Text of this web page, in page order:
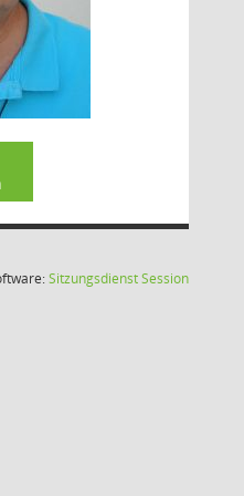
SitzungsdienstSession(Wird in